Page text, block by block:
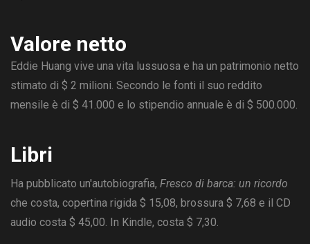
Valore netto
Eddie Huang vive una vita lussuosa e ha un patrimonio netto
stimato di $ 2 milioni. Secondo le fonti il ​​suo reddito
mensile è di $ 41.000 e lo stipendio annuale è di $ 500.000.
Libri
Ha pubblicato un'autobiografia, Fresco di barca: un ricordo
che costa, copertina rigida $ 15,08, brossura $ 7,68 e il CD
audio costa $ 45,00. In Kindle, costa $ 7,30.